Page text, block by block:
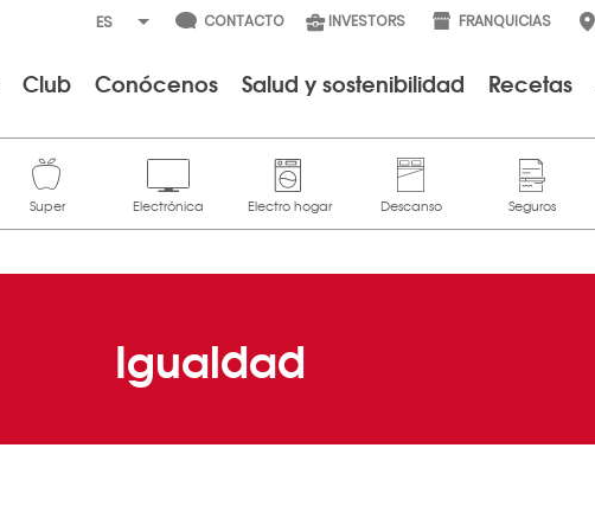
CONTACTO INVESTORS FRANQUICIAS
Club Conócenos Salud y sostenibilidad Recetas
Igualdad